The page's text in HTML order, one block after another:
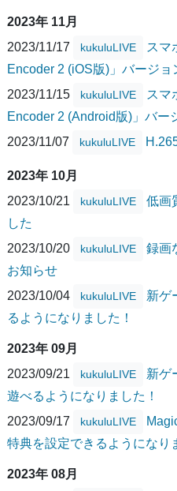
2023年 11月
2023/11/17
kukuluLIVE
スマ
Encoder 2 (iOS版)」バージ
2023/11/15
kukuluLIVE
スマ
Encoder 2 (Android版)」バー
2023/11/07
kukuluLIVE
2023年 10月
2023/10/21
kukuluLIVE
低画
した
2023/10/20
kukuluLIVE
録画
お知らせ
2023/10/04
kukuluLIVE
新ゲ
るようになりました！
2023年 09月
2023/09/21
kukuluLIVE
新ゲ
遊べるようになりました！
2023/09/17
kukuluLIVE
特典を設定できるようになり
2023年 08月